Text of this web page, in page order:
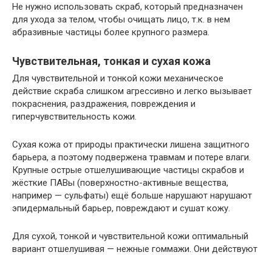
Не нужно использовать скраб, который предназначен
для ухода за телом, чтобы очищать лицо, т.к. в нем
абразивные частицы более крупного размера.
Чувствительная, тонкая и сухая кожа
Для чувствительной и тонкой кожи механическое
действие скраба слишком агрессивно и легко вызывает
покраснения, раздражения, повреждения и
гиперчувствительность кожи.
Сухая кожа от природы практически лишена защитного
барьера, а поэтому подвержена травмам и потере влаги.
Крупные острые отшелушивающие частицы скрабов и
жёсткие ПАВы (поверхностно-активные вещества,
например — сульфаты) ещё больше нарушают нарушают
эпидермальный барьер, повреждают и сушат кожу.
Для сухой, тонкой и чувствительной кожи оптимальный
вариант отшелушивая — нежные гоммажи. Они действуют